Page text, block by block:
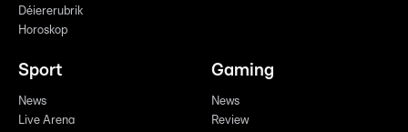
Déiererubrik
Horoskop
Sport
News
Live Arena
Gaming
News
Review